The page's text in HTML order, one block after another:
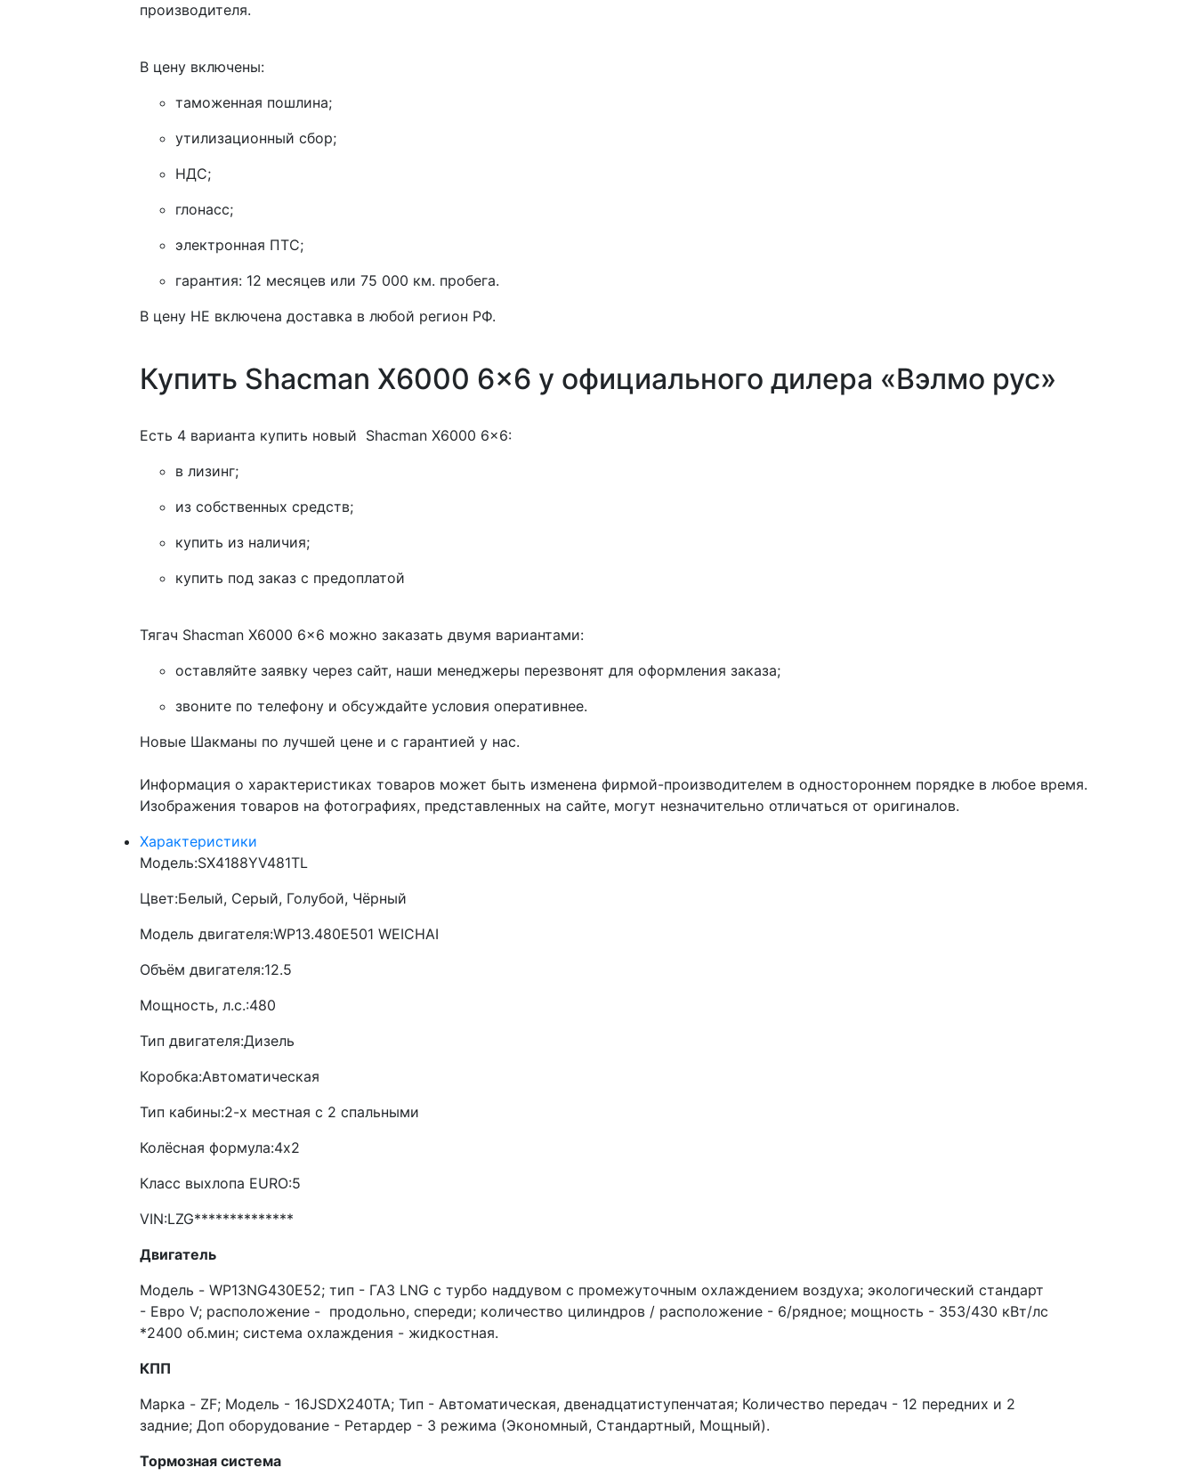
производителя.
В цену включены:
таможенная пошлина;
утилизационный сбор;
НДС;
глонасс;
электронная ПТС;
гарантия: 12 месяцев или 75 000 км. пробега.
В цену НЕ включена доставка в любой регион РФ.
Купить Shacman X6000 6x6 у официального дилера «Вэлмо рус»
Есть 4 варианта купить новый Shacman X6000 6x6:
в лизинг;
из собственных средств;
купить из наличия;
купить под заказ с предоплатой
Тягач Shacman X6000 6x6 можно заказать двумя вариантами:
оставляйте заявку через сайт, наши менеджеры перезвонят для оформления заказа;
звоните по телефону и обсуждайте условия оперативнее.
Новые Шакманы по лучшей цене и с гарантией у нас.
Информация о характеристиках товаров может быть изменена фирмой-производителем в одностороннем порядке в любое время.
Изображения товаров на фотографиях, представленных на сайте, могут незначительно отличаться от оригиналов.
Характеристики
Модель:SX4188YV481TL
Цвет:Белый, Серый, Голубой, Чёрный
Модель двигателя:WP13.480E501 WEICHAI
Объём двигателя:12.5
Мощность, л.с.:480
Тип двигателя:Дизель
Коробка:Автоматическая
Тип кабины:2-х местная с 2 спальными
Колёсная формула:4x2
Класс выхлопа EURO:5
VIN:LZG**************
Двигатель
Модель - WP13NG430E52; тип - ГАЗ LNG с турбо наддувом с промежуточным охлаждением воздуха; экологический стандарт
- Евро V; расположение - продольно, спереди; количество цилиндров / расположение - 6/рядное; мощность - 353/430 кВт/лс
*2400 об.мин; система охлаждения - жидкостная.
КПП
Марка - ZF; Модель - 16JSDX240TA; Тип - Автоматическая, двенадцатиступенчатая; Количество передач - 12 передних и 2
задние; Доп оборудование - Ретардер - 3 режима (Экономный, Стандартный, Мощный).
Тормозная система